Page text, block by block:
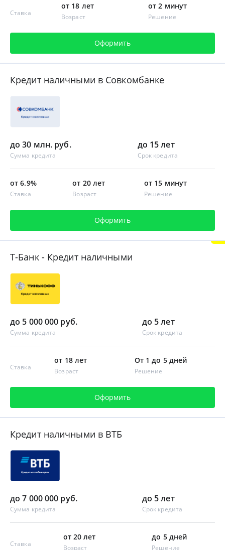
Ставка
от 18 лет
Возраст
от 2 минут
Решение
Оформить
Кредит наличными в Совкомбанке
до 30 млн. руб.
Сумма кредита
до 15 лет
Срок кредита
от 6.9%
Ставка
от 20 лет
Возраст
от 15 минут
Решение
Оформить
Т-Банк - Кредит наличными
до 5 000 000 руб.
Сумма кредита
до 5 лет
Срок кредита
Ставка
от 18 лет
Возраст
От 1 до 5 дней
Решение
Оформить
Кредит наличными в ВТБ
до 7 000 000 руб.
Сумма кредита
до 5 лет
Срок кредита
Ставка
от 20 лет
Возраст
до 5 дней
Решение